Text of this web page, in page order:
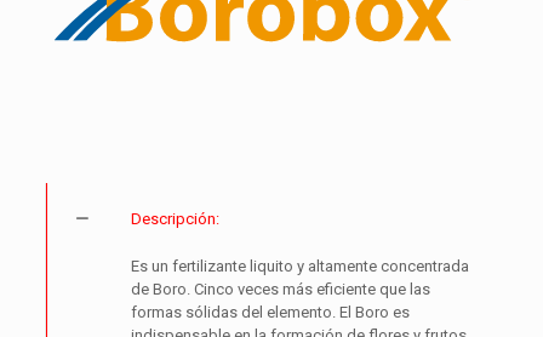
Descripción:
Es un fertilizante liquito y altamente concentrada
de Boro. Cinco veces más eficiente que las
formas sólidas del elemento. El Boro es